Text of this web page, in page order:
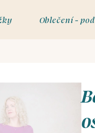
Oblečení -